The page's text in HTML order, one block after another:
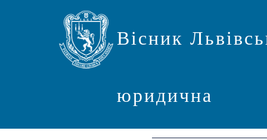
Вісник
юридична